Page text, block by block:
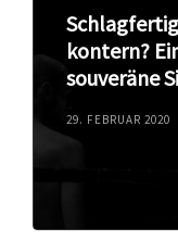
kontern?
souveräne
29. FEBRUAR 2020